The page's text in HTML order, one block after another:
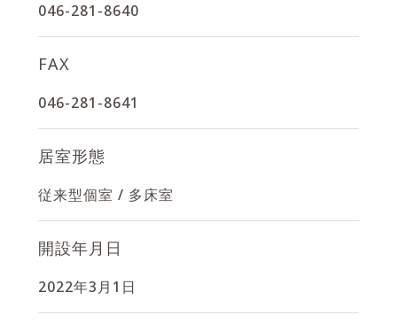
046-281-8640
FAX
046-281-8641
居室形態
従来型個室 / 多床室
開設年月日
2022年3月1日